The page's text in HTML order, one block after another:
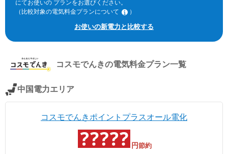
にてお使いの プランをお選びください。
（比較対象の電気料金プランについて
）
※北海道電力エリア「エネとくポイントプラン」「従量電灯C」、東北
電力エリア「よりそう+ｅねっとバリュー」「よりそう＋ファミリーバ
リュー」(kVA契約)、東京電力エリア「スタンダードS」「スタンダード
量電灯ネクスト」、関西電力エリア「なっトクでんき」「なっトクでん
きBiz」(kVA契約)、中国電力エリア「ぐっとずっと。プラン スマートコ
「おトクeプラン」「ビジネススタンダードプラン」(kVA契約)、九州電
※関西電力エリアの「なっトクでんき」「なっトクでんきBiz」ではガス
お使いの新電力と比較する
コスモでんきの電気料金プラン一覧
中国電力エリア
コスモでんきポイントプラスオール電化
円節約